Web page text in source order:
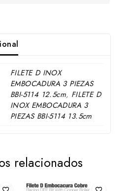
FILETE D INOX
EMBOCADURA 3 PIEZAS
BBI-5114 12.5cm, FILETE D
INOX EMBOCADURA 3
PIEZAS BBI-5114 13.5cm
relacionados